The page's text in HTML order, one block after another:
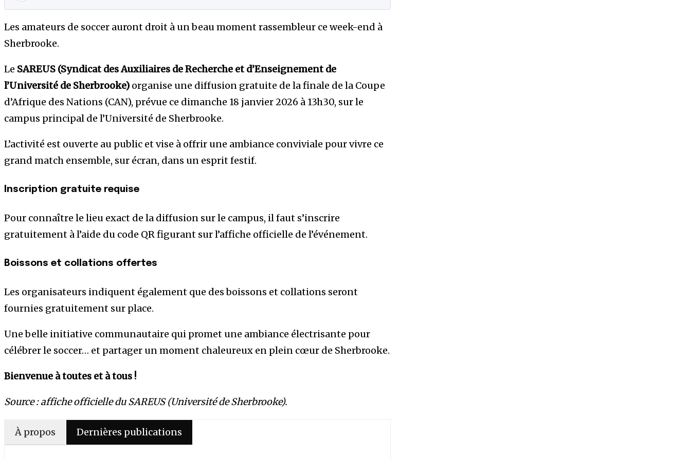
Les amateurs de soccer auront droit à un beau moment rassembleur ce week-end à
Sherbrooke.
Le SAREUS (Syndicat des Auxiliaires de Recherche et d’Enseignement de
l’Université de Sherbrooke) organise une diffusion gratuite de la finale de la Coupe
d’Afrique des Nations (CAN), prévue ce dimanche 18 janvier 2026 à 13h30, sur le
campus principal de l’Université de Sherbrooke.
L’activité est ouverte au public et vise à offrir une ambiance conviviale pour vivre ce
grand match ensemble, sur écran, dans un esprit festif.
Inscription gratuite requise
Pour connaître le lieu exact de la diffusion sur le campus, il faut s’inscrire
gratuitement à l’aide du code QR figurant sur l’affiche officielle de l’événement.
Boissons et collations offertes
Les organisateurs indiquent également que des boissons et collations seront
fournies gratuitement sur place.
Une belle initiative communautaire qui promet une ambiance électrisante pour
célébrer le soccer… et partager un moment chaleureux en plein cœur de Sherbrooke.
Bienvenue à toutes et à tous !
Source : affiche officielle du SAREUS (Université de Sherbrooke).
À propos Dernières publications